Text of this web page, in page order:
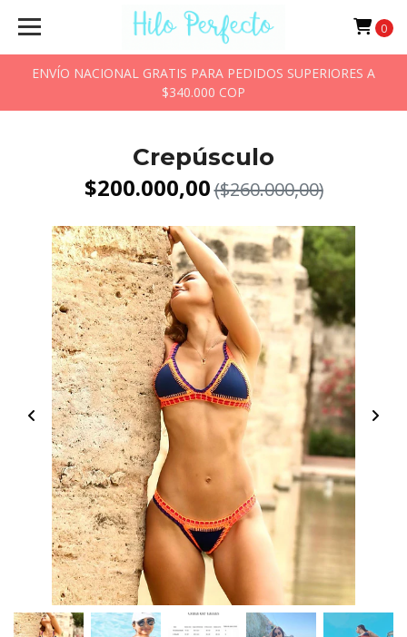
ENVÍO NACIONAL GRATIS PARA PEDIDOS SUPERIORES A
$340.000 COP
0
Crepúsculo
$200.000,00($260.000,00)